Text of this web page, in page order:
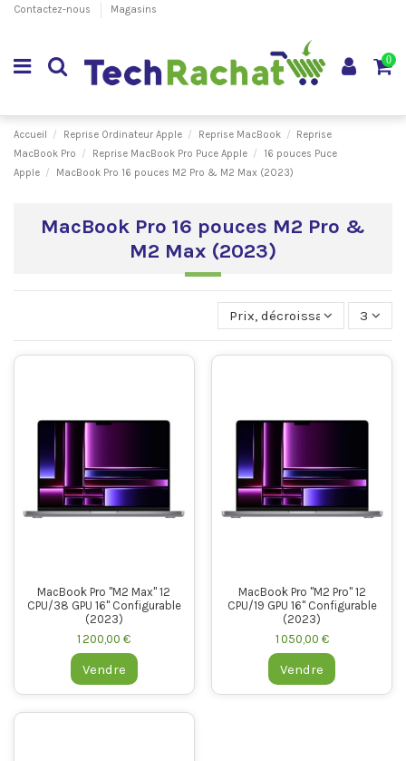
Contactez-nous Magasins
0
Accueil Reprise Ordinateur Apple Reprise MacBook
Reprise
MacBook Pro
Reprise MacBook Pro Puce Apple
16 pouces Puce
Apple
MacBook Pro 16 pouces M2 Pro & M2 Max (2023)
MacBook Pro 16 pouces M2 Pro &
M2 Max (2023)
Prix, décroissant 3
MacBook Pro "M2 Max" 12
CPU/38 GPU 16" Configurable
(2023)
1 200,00 €
Vendre
MacBook Pro "M2 Pro" 12
CPU/19 GPU 16" Configurable
(2023)
1 050,00 €
Vendre